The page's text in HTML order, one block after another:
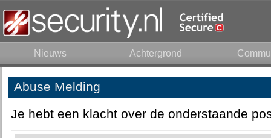
Nieuws Achtergrond
Abuse Melding
Je hebt een klacht over de onderstaande